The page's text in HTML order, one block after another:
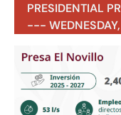
PRESIDENTIAL
---